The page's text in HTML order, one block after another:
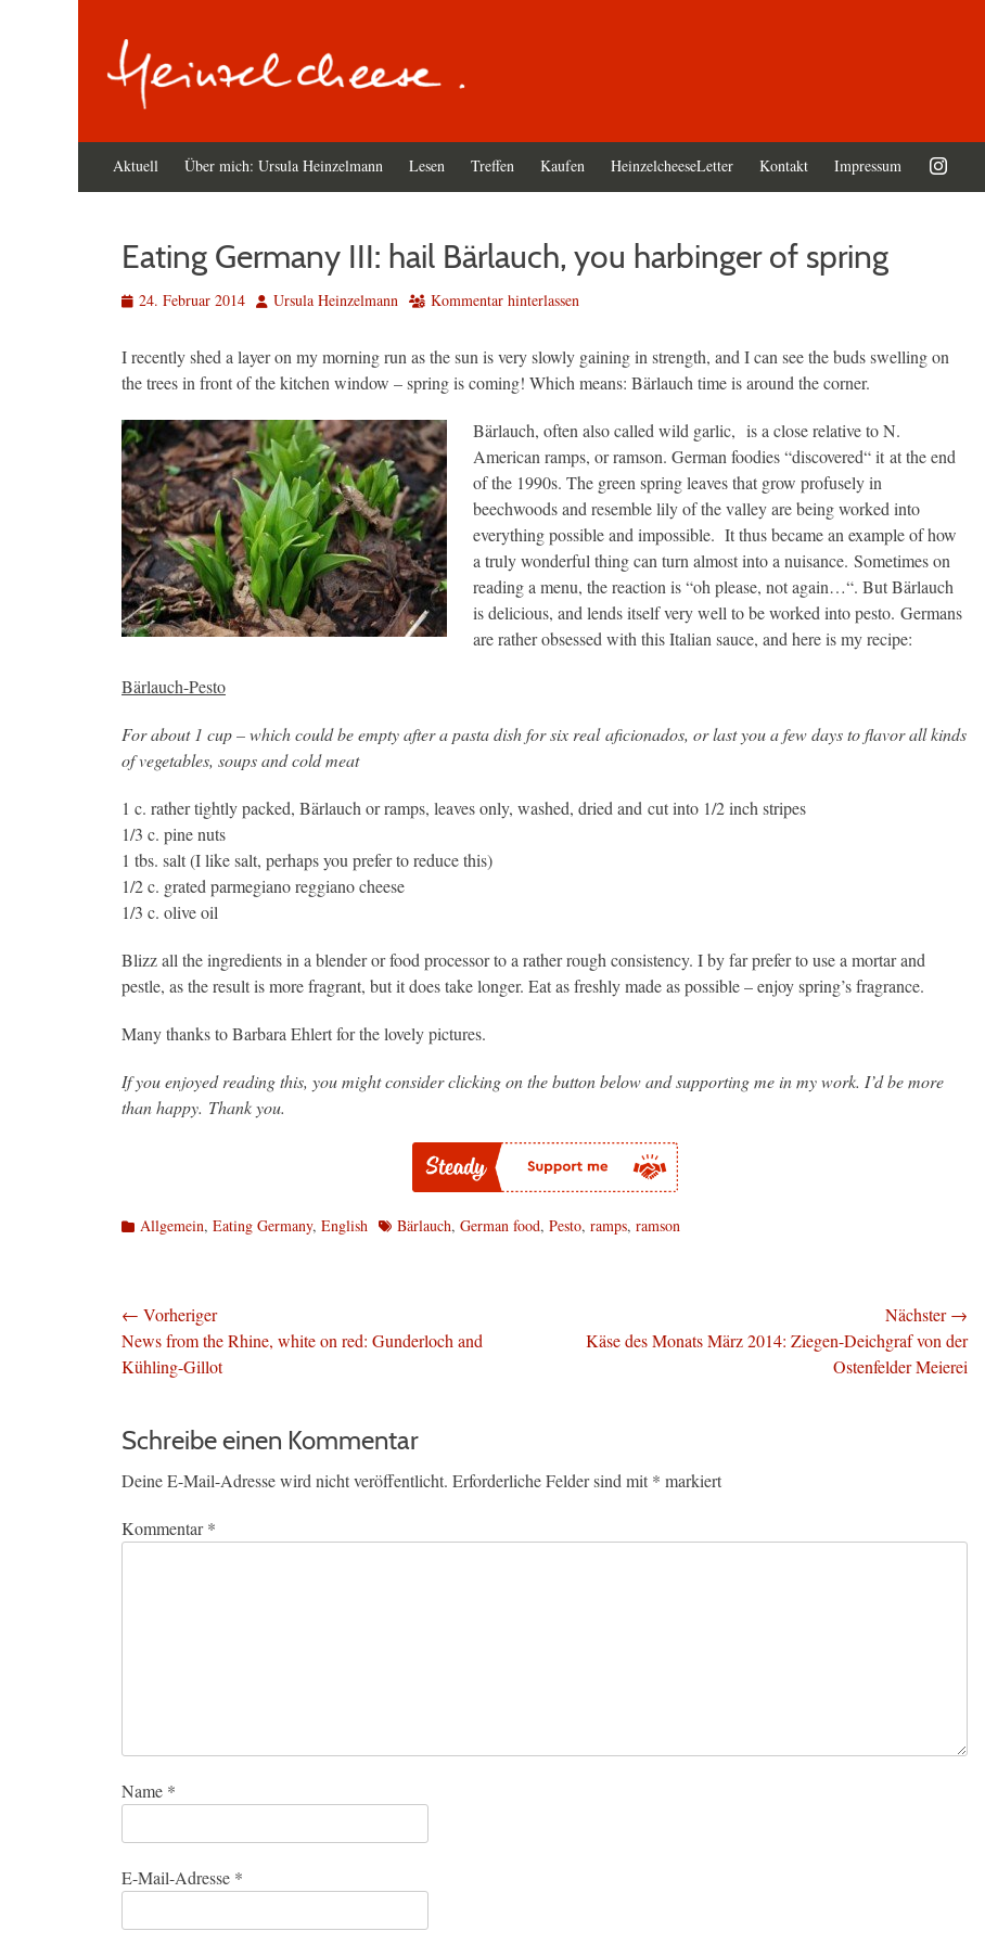
Primäres
Menü
Aktuell Über mich: Ursula Heinzelmann Lesen Treffen Kaufen HeinzelcheeseLetter Kontakt Impressum
Eating Germany III: hail Bärlauch, you harbinger of spring
Veröffentlicht
24. Februar 2014 AutorUrsula Heinzelmann Kommentar hinterlassen
I recently shed a layer on my morning run as the sun is very slowly gaining in strength, and I can see the buds swelling on
the trees in front of the kitchen window – spring is coming! Which means: Bärlauch time is around the corner.
Bärlauch, often also called wild garlic, is a close relative to N.
American ramps, or ramson. German foodies “discovered“ it at the end
of the 1990s. The green spring leaves that grow profusely in
beechwoods and resemble lily of the valley are being worked into
everything possible and impossible. It thus became an example of how
a truly wonderful thing can turn almost into a nuisance. Sometimes on
reading a menu, the reaction is “oh please, not again…“. But Bärlauch
is delicious, and lends itself very well to be worked into pesto. Germans
are rather obsessed with this Italian sauce, and here is my recipe:
Bärlauch-Pesto
For about 1 cup – which could be empty after a pasta dish for six realaficionados, or last you a few days to flavor all kinds
of vegetables, soups and cold meat
1 c. rather tightly packed, Bärlauch or ramps, leaves only, washed, dried and cut into 1/2 inch stripes
1/3 c. pine nuts
1 tbs. salt (I like salt, perhaps you prefer to reduce this)
1/2 c. grated parmegiano reggiano cheese
1/3 c. olive oil
Blizz all the ingredients in a blender or food processor to a rather rough consistency. I by far prefer to use a mortar and
pestle, as the result is more fragrant, but it does take longer. Eat as freshly made as possible – enjoy spring’s fragrance.
Many thanks to Barbara Ehlert for the lovely pictures.
If you enjoyed reading this, you might consider clicking on the button below and supporting me in my work. I’d be more
than happy. Thank you.
Kategorien
Allgemein, Eating Germany, English Schlagworte
Bärlauch, German food, Pesto, ramps, ramson
Beitragsnavigation
← Vorheriger
Vorheriger
Beitrag:
News from the Rhine, white on red: Gunderloch and
Kühling-Gillot
Nächster →
NächsterKäse des Monats März 2014: Ziegen-Deichgraf von der
Ostenfelder Meierei
Schreibe einen Kommentar
Deine E-Mail-Adresse wird nicht veröffentlicht. Erforderliche Felder sind mit * markiert
Kommentar*
Name *
E-Mail-Adresse *